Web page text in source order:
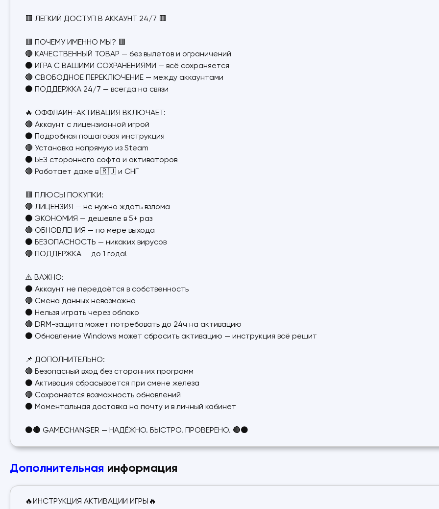
🟥 ЛЕГКИЙ ДОСТУП В АККАУНТ 24/7 🟥
🟥 ПОЧЕМУ ИМЕННО МЫ? 🟥
🔴 КАЧЕСТВЕННЫЙ ТОВАР — без вылетов и ограничений
⚫ ИГРА С ВАШИМИ СОХРАНЕНИЯМИ — всё сохраняется
🔴 СВОБОДНОЕ ПЕРЕКЛЮЧЕНИЕ — между аккаунтами
⚫ ПОДДЕРЖКА 24/7 — всегда на связи
🔥 ОФФЛАЙН-АКТИВАЦИЯ ВКЛЮЧАЕТ:
🔴 Аккаунт с лицензионной игрой
⚫ Подробная пошаговая инструкция
🔴 Установка напрямую из Steam
⚫ БЕЗ стороннего софта и активаторов
🔴 Работает даже в 🇷🇺 и СНГ
🟥 ПЛЮСЫ ПОКУПКИ:
🔴 ЛИЦЕНЗИЯ — не нужно ждать взлома
⚫ ЭКОНОМИЯ — дешевле в 5+ раз
🔴 ОБНОВЛЕНИЯ — по мере выхода
⚫ БЕЗОПАСНОСТЬ — никаких вирусов
🔴 ПОДДЕРЖКА — до 1 года!
⚠️ ВАЖНО:
⚫ Аккаунт не передаётся в собственность
🔴 Смена данных невозможна
⚫ Нельзя играть через облако
🔴 DRM-защита может потребовать до 24ч на активацию
⚫ Обновление Windows может сбросить активацию — инструкция всё решит
📌 ДОПОЛНИТЕЛЬНО:
🔴 Безопасный вход без сторонних программ
⚫ Активация сбрасывается при смене железа
🔴 Сохраняется возможность обновлений
⚫ Моментальная доставка на почту и в личный кабинет
⚫🔴 GAMECHANGER — НАДЁЖНО. БЫСТРО. ПРОВЕРЕНО. 🔴⚫
Дополнительная информация
🔥ИНСТРУКЦИЯ АКТИВАЦИИ ИГРЫ🔥